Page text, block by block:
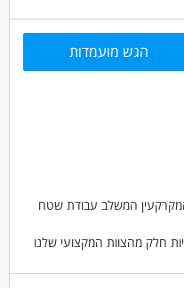
הגש מועמדות
המשלב עבודת שטח
חלק מהצוות המקצועי שלנו